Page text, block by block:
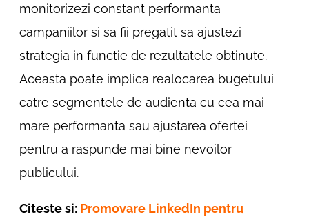
monitorizezi constant performanta
campaniilor si sa fii pregatit sa ajustezi
strategia in functie de rezultatele obtinute.
Aceasta poate implica realocarea bugetului
catre segmentele de audienta cu cea mai
mare performanta sau ajustarea ofertei
pentru a raspunde mai bine nevoilor
publicului.
Citeste si: Promovare LinkedIn pentru